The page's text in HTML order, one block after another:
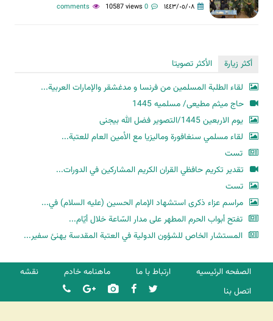
١٤٤٣/٠٥/٠٨ 0 comments
10587 views
أكثر زيارة
الأكثر تصويتا
لقاء الطلبة المسلمين من فرنسا و مدغشقر والإمارات العربية...
حاج میثم مطیعی/ مسلمیه 1445
یوم الاربعین 1445/التصویر فضل الله بیجنی
لقاء مسلمي سنغافورة وماليزيا مع الأمين العام للعتبة...
تست
تقدير تكريم حافظي القران الكريم المشاركين في الدورات...
تست
مراسم عزاء ذكرى استشهاد الإمام الحسين (عليه السلام) في...
تفتح أبواب الحرم المطهر على مدار السّاعة خلال أيّام...
المستشار الخاص للشؤون الدولية في العتبة المقدسة يهنئ سفير...
الصفحه الرئیسیه ارتباط با ما ماهنامه خادم
نقشه
اتصل بنا